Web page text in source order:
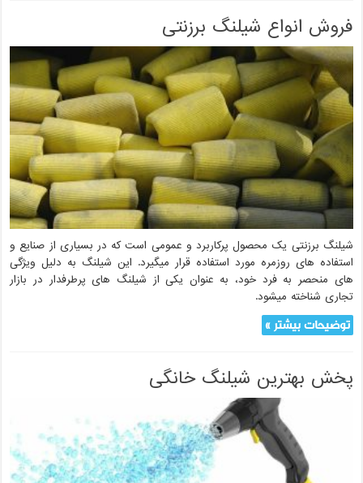
فروش انواع شیلنگ برزنتی
شیلنگ برزنتی یک محصول پرکاربرد و عمومی است که در بسیاری از صنایع و
استفاده های روزمره مورد استفاده قرار میگیرد. این شیلنگ به دلیل ویژگی
های منحصر به فرد خود، به عنوان یکی از شیلنگ های پرطرفدار در بازار
تجاری شناخته میشود.
توضیحات بیشتر »
پخش بهترین شیلنگ خانگی